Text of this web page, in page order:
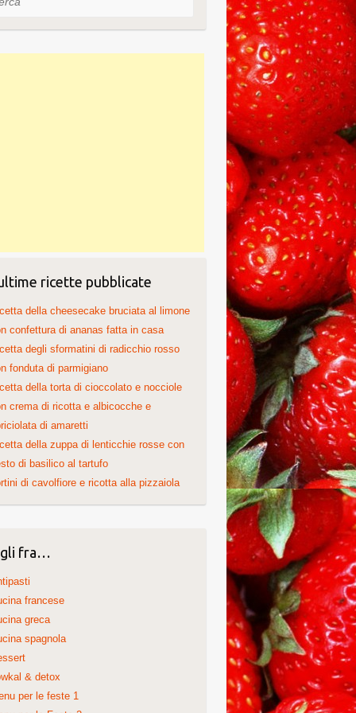
ricette pubblicate
della cheesecake bruciata al limone
confettura di ananas fatta in casa
degli sformatini di radicchio rosso
fonduta di parmigiano
della torta di cioccolato e nocciole
crema di ricotta e albicocche e
di amaretti
della zuppa di lenticchie rosse con
di basilico al tartufo
di cavolfiore e ricotta alla pizzaiola
fra…
francese
greca
spagnola
& detox
per le feste 1